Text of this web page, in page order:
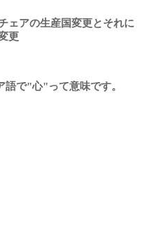
ェアの生産国変更とそれに
更
語で"心"って意味です。